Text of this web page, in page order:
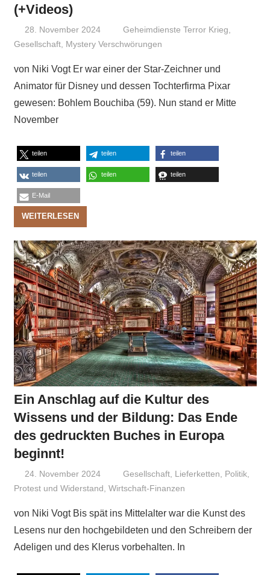
(+Videos)
28. November 2024 Niki Vogt
Geheimdienste Terror Krieg
Gesellschaft, Mystery Verschwörungen
von Niki Vogt Er war einer der Star-Zeichner und
Animator für Disney und dessen Tochterfirma Pixar
gewesen: Bohlem Bouchiba (59). Nun stand er Mitte
November
teilen teilen teilen
teilen teilen teilen
E-Mail
WEITERLESEN
Ein Anschlag auf die Kultur des
Wissens und der Bildung: Das Ende
des gedruckten Buches in Europa
beginnt!
24. November 2024 Niki Vogt
Gesellschaft Lieferketten Politik
Protest und Widerstand Wirtschaft-Finanzen
von Niki Vogt Bis spät ins Mittelalter war die Kunst des
Lesens nur den hochgebildeten und den Schreibern der
Adeligen und des Klerus vorbehalten. In